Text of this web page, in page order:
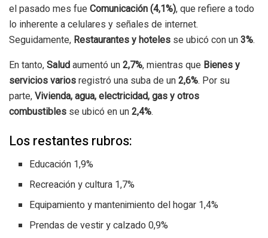
el pasado mes fue Comunicación (4,1%), que refiere a todo
lo inherente a celulares y señales de internet.
Seguidamente, Restaurantes y hoteles se ubicó con un 3%.
En tanto, Salud aumentó un 2,7%, mientras que Bienes y
servicios varios registró una suba de un 2,6%. Por su
parte, Vivienda, agua, electricidad, gas y otros
combustibles se ubicó en un 2,4%.
Los restantes rubros:
Educación 1,9%
Recreación y cultura 1,7%
Equipamiento y mantenimiento del hogar 1,4%
Prendas de vestir y calzado 0,9%